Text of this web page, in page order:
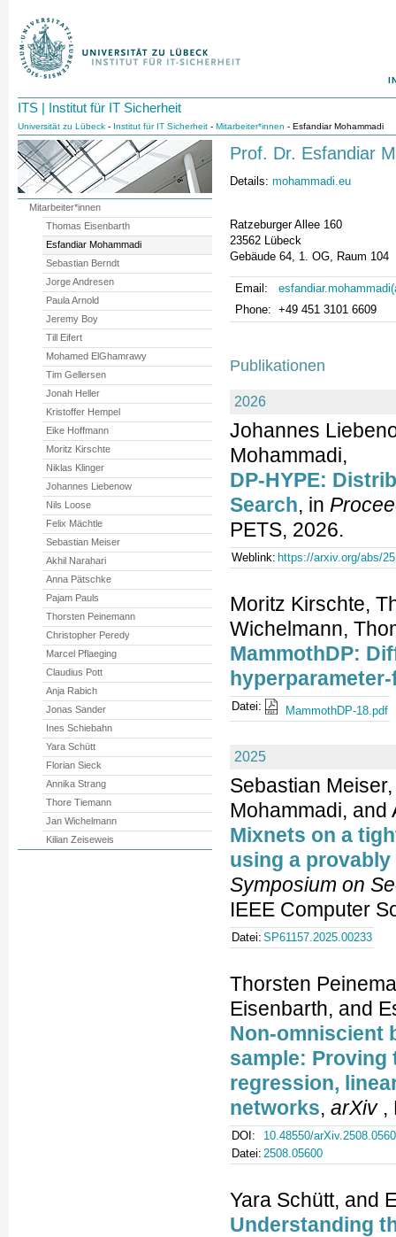
ITS | Institut für IT Sicherheit
Universität zu Lübeck - Institut für IT Sicherheit - Mitarbeiter*innen - Esfandiar Mohammadi
Prof. Dr. Esfandiar
Details: mohammadi.eu
Ratzeburger Allee 160
23562 Lübeck
Gebäude 64, 1. OG, Raum 104
Email:
Phone: +49 451 3101 6609
Publikationen
2026
Johannes
Mohammadi,
DP-HYPE:
Search, in
PETS, 2026.
Weblink: https://arxiv.org/abs/
Moritz Kirschte,
Wichelmann,
MammothDP:
Datei: MammothDP-18.pdf
2025
Sebastian
Mohammadi, and
Mixnets on a
using a
Symposium on
IEEE Computer
Datei: SP61157.2025.00233
Thorsten
Eisenbarth, and
Non-omniscient
sample:
regression,
networks, arXiv,
DOI:
10.48550/
Datei: 2508.05600
Yara Schütt, and
Understanding
Mitarbeiter*innen
Thomas Eisenbarth
Esfandiar Mohammadi
Sebastian Berndt
Jorge Andresen
Paula Arnold
Jeremy Boy
Till Eifert
Mohamed ElGhamrawy
Tim Gellersen
Jonah Heller
Kristoffer Hempel
Eike Hoffmann
Moritz Kirschte
Niklas Klinger
Johannes Liebenow
Nils Loose
Felix Mächtle
Sebastian Meiser
Akhil Narahari
Anna Pätschke
Pajam Pauls
Thorsten Peinemann
Christopher Peredy
Marcel Pflaeging
Claudius Pott
Anja Rabich
Jonas Sander
Ines Schiebahn
Yara Schütt
Florian Sieck
Annika Strang
Thore Tiemann
Jan Wichelmann
Kilian Zeiseweis